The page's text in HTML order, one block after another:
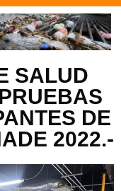
SALUD
DE
2022.-